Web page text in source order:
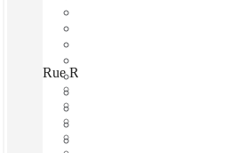
Rue Raoul Dautry, Rennes, 35000